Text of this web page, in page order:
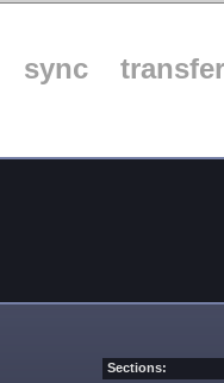
sync
transfer
Sections: